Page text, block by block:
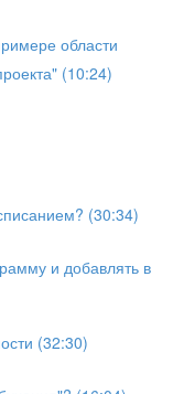
области
(10:24)
(30:34)
и добавлять в
(32:30)